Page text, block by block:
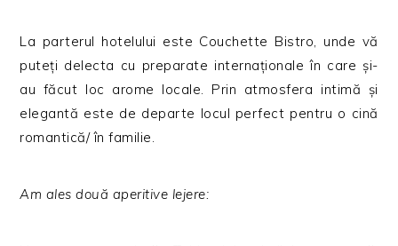
La parterul hotelului este Couchette Bistro, unde vă
puteți delecta cu preparate internaționale în care și-
au făcut loc arome locale. Prin atmosfera intimă și
elegantă este de departe locul perfect pentru o cină
romantică/ în familie.
Am ales două aperitive lejere: